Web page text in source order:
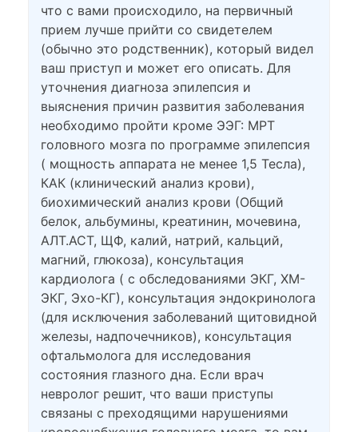
что с вами происходило, на первичный
прием лучше прийти со свидетелем
(обычно это родственник), который видел
ваш приступ и может его описать. Для
уточнения диагноза эпилепсия и
выяснения причин развития заболевания
необходимо пройти кроме ЭЭГ: МРТ
головного мозга по программе эпилепсия
( мощность аппарата не менее 1,5 Тесла),
КАК (клинический анализ крови),
биохимический анализ крови (Общий
белок, альбумины, креатинин, мочевина,
АЛТ.АСТ, ЩФ, калий, натрий, кальций,
магний, глюкоза), консультация
кардиолога ( с обследованиями ЭКГ, ХМ-
ЭКГ, Эхо-КГ), консультация эндокринолога
(для исключения заболеваний щитовидной
железы, надпочечников), консультация
офтальмолога для исследования
состояния глазного дна. Если врач
невролог решит, что ваши приступы
связаны с преходящими нарушениями